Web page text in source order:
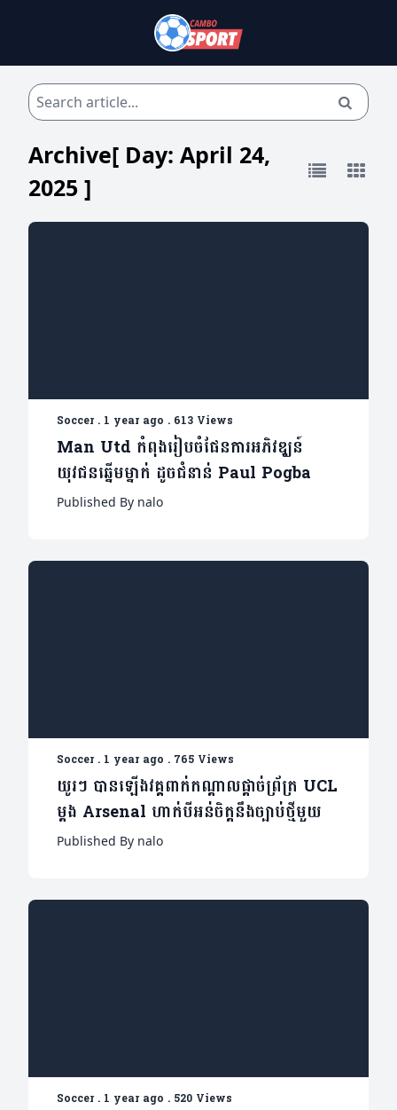
Archive[ Day: April 24,
2025 ]
Soccer. 1 year ago . 613 Views
Man Utd កំពុងរៀបចំផែនការអភិវឌ្ឃន៍
យុវជនឆ្នើមម្នាក់ ដូចជំនាន់ Paul Pogba
Published By nalo
Soccer. 1 year ago . 765 Views
យូរៗ បានឡើងវគ្គពាក់កណ្តាលផ្តាច់ព្រ័ត្រ UCL
ម្តង Arsenal ហាក់បីអន់ចិត្តនឹងច្បាប់ថ្មីមួយ
Published By nalo
Soccer. 1 year ago . 520 Views